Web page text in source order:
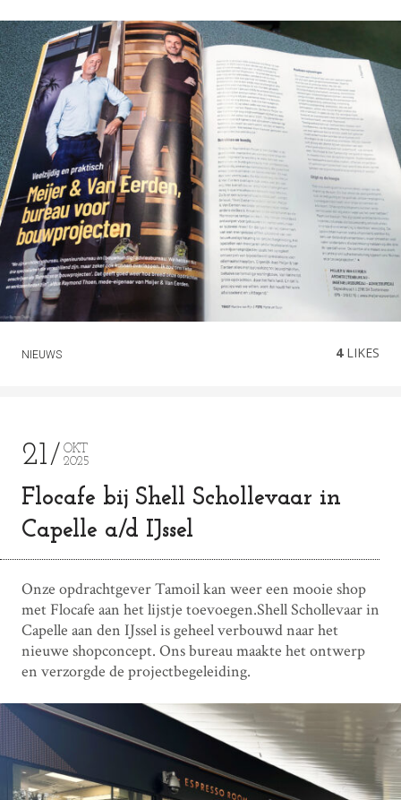
NIEUWS 4LIKES
21
OKT
2025
Flocafe bij Shell Schollevaar in
Capelle a/d IJssel
Onze opdrachtgever Tamoil kan weer een mooie shop
met Flocafe aan het lijstje toevoegen.Shell Schollevaar in
Capelle aan den IJssel is geheel verbouwd naar het
nieuwe shopconcept. Ons bureau maakte het ontwerp
en verzorgde de projectbegeleiding.